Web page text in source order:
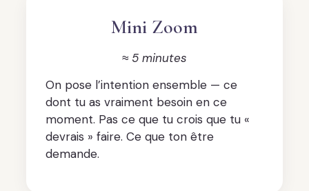
Mini Zoom
≈ 5 minutes
On pose l’intention ensemble — ce
dont tu as vraiment besoin en ce
moment. Pas ce que tu crois que tu «
devrais » faire. Ce que ton être
demande.